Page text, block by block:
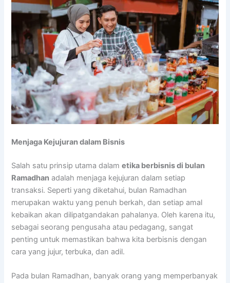
Menjaga Kejujuran dalam Bisnis
Salah satu prinsip utama dalametika berbisnis di bulan
Ramadhan adalah menjaga kejujuran dalam setiap
transaksi. Seperti yang diketahui, bulan Ramadhan
merupakan waktu yang penuh berkah, dan setiap amal
kebaikan akan dilipatgandakan pahalanya. Oleh karena itu,
sebagai seorang pengusaha atau pedagang, sangat
penting untuk memastikan bahwa kita berbisnis dengan
cara yang jujur, terbuka, dan adil.
Pada bulan Ramadhan, banyak orang yang memperbanyak